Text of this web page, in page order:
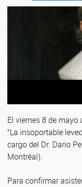
El viernes 8 de
“La insoportable
cargo del Dr. Dario
Montréal).
Para confirmar